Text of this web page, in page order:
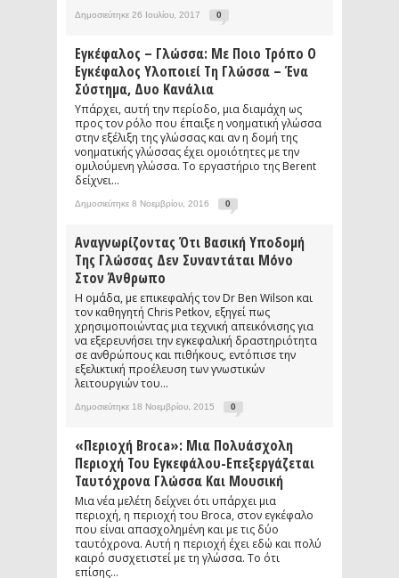
Δημοσιεύτηκε 26 Ιουλίου, 2017 0
Εγκέφαλος – Γλώσσα: Με Ποιο Τρόπο Ο
Εγκέφαλος Υλοποιεί Τη Γλώσσα – Ένα
Σύστημα, Δυο Κανάλια
Υπάρχει, αυτή την περίοδο, μια διαμάχη ως
προς τον ρόλο που έπαιξε η νοηματική γλώσσα
στην εξέλιξη της γλώσσας και αν η δομή της
νοηματικής γλώσσας έχει ομοιότητες με την
ομιλούμενη γλώσσα. Το εργαστήριο της Berent
δείχνει...
Δημοσιεύτηκε 8 Νοεμβρίου, 2016 0
Αναγνωρίζοντας Ότι Βασική Υποδομή
Της Γλώσσας Δεν Συναντάται Μόνο
Στον Άνθρωπο
Η ομάδα, με επικεφαλής τον Dr Ben Wilson και
τον καθηγητή Chris Petkov, εξηγεί πως
χρησιμοποιώντας μια τεχνική απεικόνισης για
να εξερευνήσει την εγκεφαλική δραστηριότητα
σε ανθρώπους και πιθήκους, εντόπισε την
εξελικτική προέλευση των γνωστικών
λειτουργιών του...
Δημοσιεύτηκε 18 Νοεμβρίου, 2015 0
«Περιοχή Broca»: Μια Πολυάσχολη
Περιοχή Του Εγκεφάλου-Επεξεργάζεται
Ταυτόχρονα Γλώσσα Και Μουσική
Μια νέα μελέτη δείχνει ότι υπάρχει μια
περιοχή, η περιοχή του Broca, στον εγκέφαλο
που είναι απασχολημένη και με τις δύο
ταυτόχρονα. Αυτή η περιοχή έχει εδώ και πολύ
καιρό συσχετιστεί με τη γλώσσα. Το ότι
επίσης...